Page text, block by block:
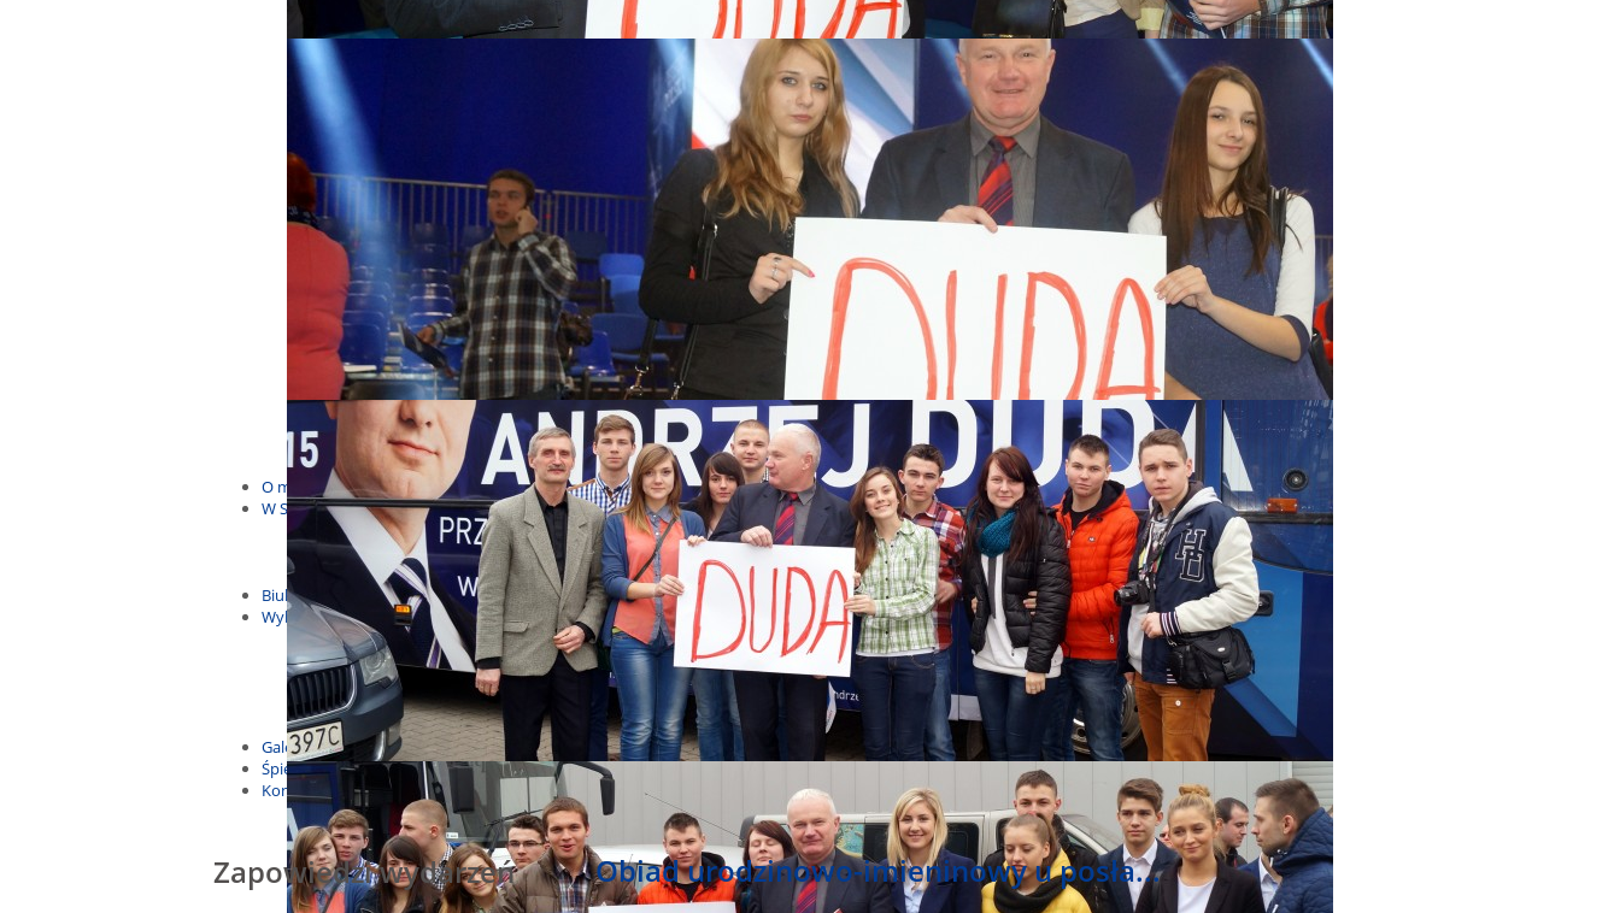
Wizyty w Parlamencie i Ministerstwach
Spotkania i debaty, PROTESTY, MARSZE
Debaty i spotkania 2017
Konkursy 2014
Różne
Praca w kampanii
Sejmowe
Budżet Obywatelski 2021
Dla dzieci i młodzieży
Msze, marsze i wiece
KOLONIE 2022
Wybory samorządowe 2018
Dożynki 2014
EUROWYBORY 2019
Debaty i spotkania 2016
Debaty i spotkania 2019
wybory
Kolonie Stegna 2020
Spotkanie w Bronowie
WYJAZDY
O mnie
W Sejmie
Patroni Roku 2016
Św. Jan Paweł II Patronem Roku 2015
10.04.2014 - Czwarta Roczniica Katastrofy Smoleńskiej
Biuletyny
Wybory
Wybory samorządowe
Wybory parlamentarne
Wybory do Parlamentu Europejskiego
Wybory prezydenckie 2020
Wybory 2014
Galeria
Śpiewnik
Kontakt
Zapowiedzi wydarzeń Obiad urodzinowo-imieninowy u posła...